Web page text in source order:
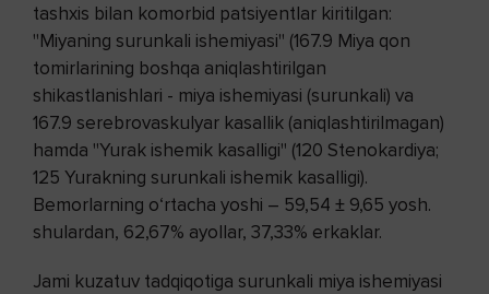
tashxis bilan komorbid patsiyentlar kiritilgan:
"Miyaning surunkali ishemiyasi" (167.9 Miya qon
tomirlarining boshqa aniqlashtirilgan
shikastlanishlari - miya ishemiyasi (surunkali) va
167.9 serebrovaskulyar kasallik (aniqlashtirilmagan)
hamda "Yurak ishemik kasalligi" (120 Stenokardiya;
125 Yurakning surunkali ishemik kasalligi).
Bemorlarning o‘rtacha yoshi – 59,54 ± 9,65 yosh.
shulardan, 62,67% ayollar, 37,33% erkaklar.
Jami kuzatuv tadqiqotiga surunkali miya ishemiyasi